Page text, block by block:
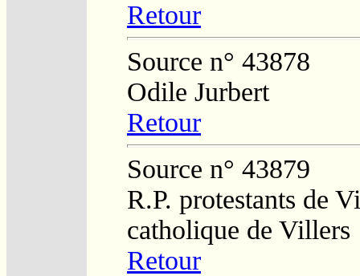
Retour
Source n° 43878
Odile Jurbert
Retour
Source n° 43879
R.P. protestants de
catholique de Villers
Retour